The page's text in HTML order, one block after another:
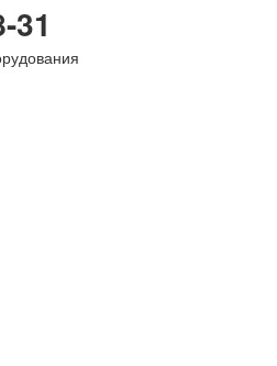
31